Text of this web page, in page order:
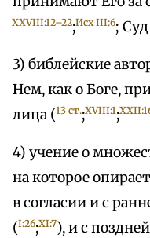
XXVIII:12–22;Исх III:6;
3) библейские
Нем, как о Боге,
лица (13 ст.;XVIII:1;
4) учение о
на которое
в согласии и с
(I:26;XI:7), и с